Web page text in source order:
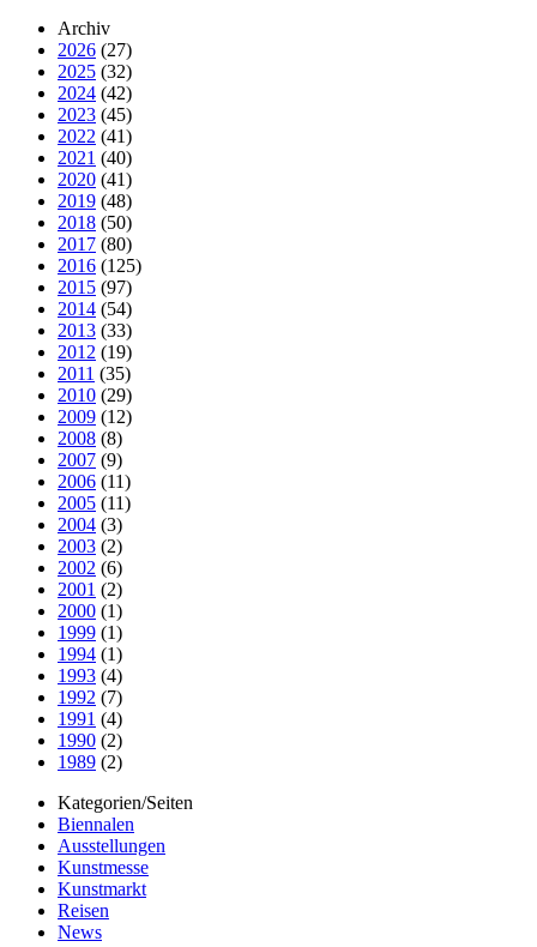
Archiv
2026 (27)
2025 (32)
2024 (42)
2023 (45)
2022 (41)
2021 (40)
2020 (41)
2019 (48)
2018 (50)
2017 (80)
2016 (125)
2015 (97)
2014 (54)
2013 (33)
2012 (19)
2011 (35)
2010 (29)
2009 (12)
2008 (8)
2007 (9)
2006 (11)
2005 (11)
2004 (3)
2003 (2)
2002 (6)
2001 (2)
2000 (1)
1999 (1)
1994 (1)
1993 (4)
1992 (7)
1991 (4)
1990 (2)
1989 (2)
Kategorien/Seiten
Biennalen
Ausstellungen
Kunstmesse
Kunstmarkt
Reisen
News